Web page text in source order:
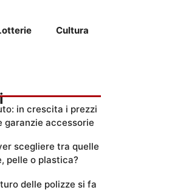
Cultura
in crescita i prezzi
garanzie accessorie
scegliere tra quelle
pelle o plastica?
delle polizze si fa